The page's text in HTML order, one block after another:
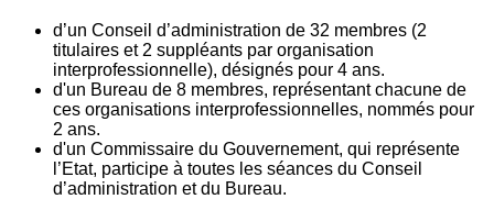
d’un Conseil d’administration de 32 membres (2
titulaires et 2 suppléants par organisation
interprofessionnelle), désignés pour 4 ans.
d'un Bureau de 8 membres, représentant chacune de
ces organisations interprofessionnelles, nommés pour
2 ans.
d'un Commissaire du Gouvernement, qui représente
l’Etat, participe à toutes les séances du Conseil
d’administration et du Bureau.